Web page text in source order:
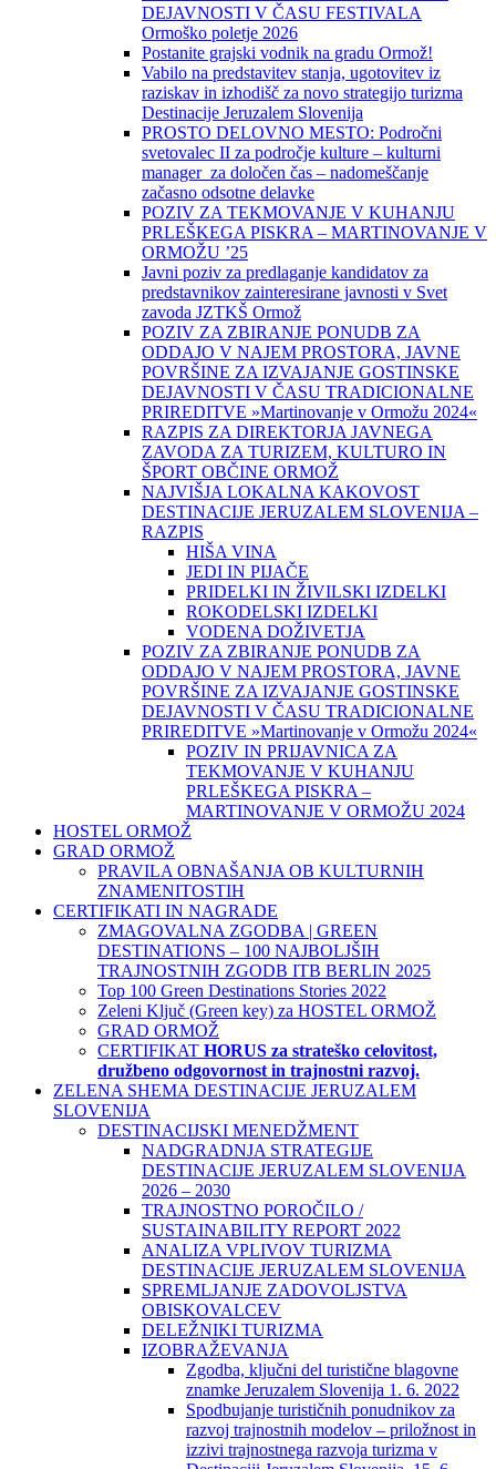
DEJAVNOSTI V ČASU FESTIVALA
Ormoško poletje 2026
Postanite grajski vodnik na gradu Ormož!
Vabilo na predstavitev stanja, ugotovitev iz
raziskav in izhodišč za novo strategijo turizma
Destinacije Jeruzalem Slovenija
PROSTO DELOVNO MESTO: Področni
svetovalec II za področje kulture – kulturni
manager za določen čas – nadomeščanje
začasno odsotne delavke
POZIV ZA TEKMOVANJE V KUHANJU
PRLEŠKEGA PISKRA – MARTINOVANJE V
ORMOŽU ’25
Javni poziv za predlaganje kandidatov za
predstavnikov zainteresirane javnosti v Svet
zavoda JZTKŠ Ormož
POZIV ZA ZBIRANJE PONUDB ZA
ODDAJO V NAJEM PROSTORA, JAVNE
POVRŠINE ZA IZVAJANJE GOSTINSKE
DEJAVNOSTI V ČASU TRADICIONALNE
PRIREDITVE »Martinovanje v Ormožu 2024«
RAZPIS ZA DIREKTORJA JAVNEGA
ZAVODA ZA TURIZEM, KULTURO IN
ŠPORT OBČINE ORMOŽ
NAJVIŠJA LOKALNA KAKOVOST
DESTINACIJE JERUZALEM SLOVENIJA –
RAZPIS
HIŠA VINA
JEDI IN PIJAČE
PRIDELKI IN ŽIVILSKI IZDELKI
ROKODELSKI IZDELKI
VODENA DOŽIVETJA
POZIV ZA ZBIRANJE PONUDB ZA
ODDAJO V NAJEM PROSTORA, JAVNE
POVRŠINE ZA IZVAJANJE GOSTINSKE
DEJAVNOSTI V ČASU TRADICIONALNE
PRIREDITVE »Martinovanje v Ormožu 2024«
POZIV IN PRIJAVNICA ZA
TEKMOVANJE V KUHANJU
PRLEŠKEGA PISKRA –
MARTINOVANJE V ORMOŽU 2024
HOSTEL ORMOŽ
GRAD ORMOŽ
PRAVILA OBNAŠANJA OB KULTURNIH
ZNAMENITOSTIH
CERTIFIKATI IN NAGRADE
ZMAGOVALNA ZGODBA | GREEN
DESTINATIONS – 100 NAJBOLJŠIH
TRAJNOSTNIH ZGODB ITB BERLIN 2025
Top 100 Green Destinations Stories 2022
Zeleni Ključ (Green key) za HOSTEL ORMOŽ
GRAD ORMOŽ
CERTIFIKAT HORUS za strateško celovitost,
družbeno odgovornost in trajnostni razvoj.
ZELENA SHEMA DESTINACIJE JERUZALEM
SLOVENIJA
DESTINACIJSKI MENEDŽMENT
NADGRADNJA STRATEGIJE
DESTINACIJE JERUZALEM SLOVENIJA
2026 – 2030
TRAJNOSTNO POROČILO /
SUSTAINABILITY REPORT 2022
ANALIZA VPLIVOV TURIZMA
DESTINACIJE JERUZALEM SLOVENIJA
SPREMLJANJE ZADOVOLJSTVA
OBISKOVALCEV
DELEŽNIKI TURIZMA
IZOBRAŽEVANJA
Zgodba, ključni del turistične blagovne
znamke Jeruzalem Slovenija 1. 6. 2022
Spodbujanje turističnih ponudnikov za
razvoj trajnostnih modelov – priložnost in
izzivi trajnostnega razvoja turizma v